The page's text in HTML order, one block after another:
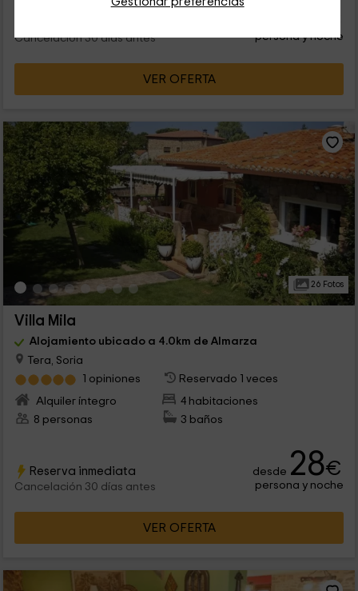
Cancelación 30 días antes persona y noche
VER OFERTA
26 Fotos
Villa Mila
Alojamiento ubicado a 4.0km de Almarza
Tera, Soria
1 opiniones
Reservado 1 veces
Alquiler íntegro
4 habitaciones
8 personas
3 baños
Reserva inmediata
Cancelación 30 días antes
desde 28€
persona y noche
VER OFERTA